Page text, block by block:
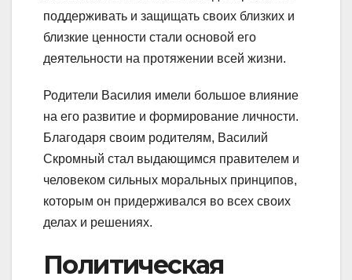
поддерживать и защищать своих близких и
близкие ценности стали основой его
деятельности на протяжении всей жизни.
Родители Василия имели большое влияние
на его развитие и формирование личности.
Благодаря своим родителям, Василий
Скромный стал выдающимся правителем и
человеком сильных моральных принципов,
которым он придерживался во всех своих
делах и решениях.
Политическая